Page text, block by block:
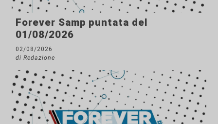
Forever Samp puntata del
01/08/2026
02/08/2026
di Redazione